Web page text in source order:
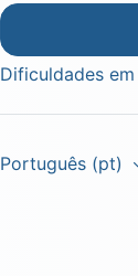
Dificuldades
Português ‎(pt)‎